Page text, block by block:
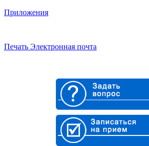
Приложения
Печать Электронная почта